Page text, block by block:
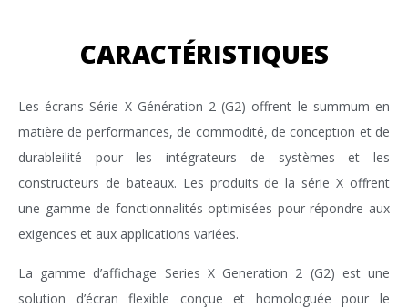
CARACTÉRISTIQUES
Les écrans Série X Génération 2 (G2) offrent le summum en
matière de performances, de commodité, de conception et de
durableilité pour les intégrateurs de systèmes et les
constructeurs de bateaux. Les produits de la série X offrent
une gamme de fonctionnalités optimisées pour répondre aux
exigences et aux applications variées.
La gamme d’affichage Series X Generation 2 (G2) est une
solution d’écran flexible conçue et homologuée pour le